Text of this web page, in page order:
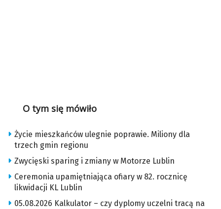
O tym się mówiło
Życie mieszkańców ulegnie poprawie. Miliony dla
trzech gmin regionu
Zwycięski sparing i zmiany w Motorze Lublin
Ceremonia upamiętniająca ofiary w 82. rocznicę
likwidacji KL Lublin
05.08.2026 Kalkulator – czy dyplomy uczelni tracą na